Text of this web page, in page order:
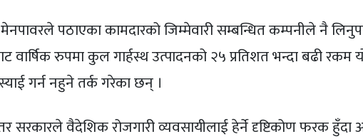
पठाएका कामदारको जिम्मेवारी सम्बन्धित कम्पनीले नै
रुपमा कुल गार्हस्थ उत्पादनको २५ प्रतिशत भन्दा बढी रकम
गर्न नहुने तर्क गरेका छन् ।
सरकारले वैदेशिक रोजगारी व्यवसायीलाई हेर्ने दृष्टिकोण फरक हुँदा